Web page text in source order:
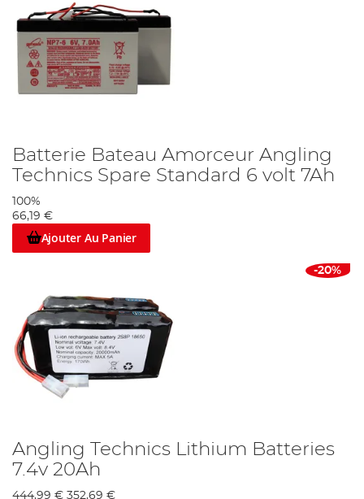
Batterie Bateau Amorceur Angling
Technics Spare Standard 6 volt 7Ah
100%
66,19 €
Ajouter Au Panier
-20%
Angling Technics Lithium Batteries
7.4v 20Ah
444,99 € 352,69 €